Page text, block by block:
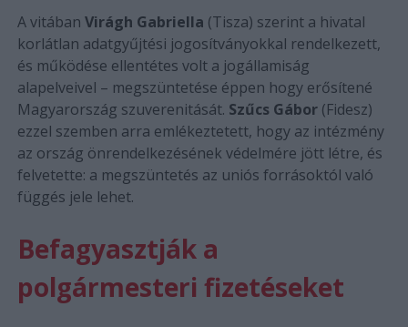
A vitában Virágh Gabriella (Tisza) szerint a hivatal
korlátlan adatgyűjtési jogosítványokkal rendelkezett,
és működése ellentétes volt a jogállamiság
alapelveivel – megszüntetése éppen hogy erősítené
Magyarország szuverenitását. Szűcs Gábor(Fidesz)
ezzel szemben arra emlékeztetett, hogy az intézmény
az ország önrendelkezésének védelmére jött létre, és
felvetette: a megszüntetés az uniós forrásoktól való
függés jele lehet.
Befagyasztják a
polgármesteri fizetéseket